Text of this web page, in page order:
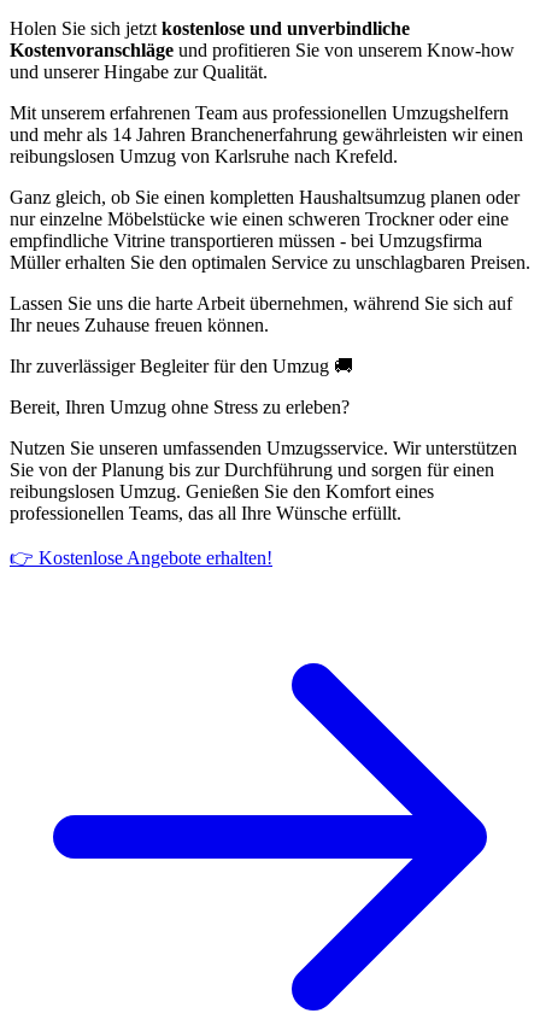
Holen Sie sich jetzt kostenlose und unverbindliche
Kostenvoranschläge und profitieren Sie von unserem Know-how
und unserer Hingabe zur Qualität.
Mit unserem erfahrenen Team aus professionellen Umzugshelfern
und mehr als 14 Jahren Branchenerfahrung gewährleisten wir einen
reibungslosen Umzug von Karlsruhe nach Krefeld.
Ganz gleich, ob Sie einen kompletten Haushaltsumzug planen oder
nur einzelne Möbelstücke wie einen schweren Trockner oder eine
empfindliche Vitrine transportieren müssen - bei Umzugsfirma
Müller erhalten Sie den optimalen Service zu unschlagbaren Preisen.
Lassen Sie uns die harte Arbeit übernehmen, während Sie sich auf
Ihr neues Zuhause freuen können.
Ihr zuverlässiger Begleiter für den Umzug 🚚
Bereit, Ihren Umzug ohne Stress zu erleben?
Nutzen Sie unseren umfassenden Umzugsservice. Wir unterstützen
Sie von der Planung bis zur Durchführung und sorgen für einen
reibungslosen Umzug. Genießen Sie den Komfort eines
professionellen Teams, das all Ihre Wünsche erfüllt.
👉 Kostenlose Angebote erhalten!